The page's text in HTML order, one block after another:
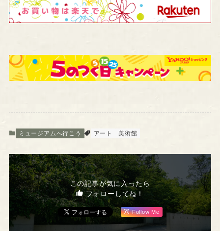
ミュージアムへ行こう アート 美術館
この記事が気に入ったら
フォローしてね！
Follow Me